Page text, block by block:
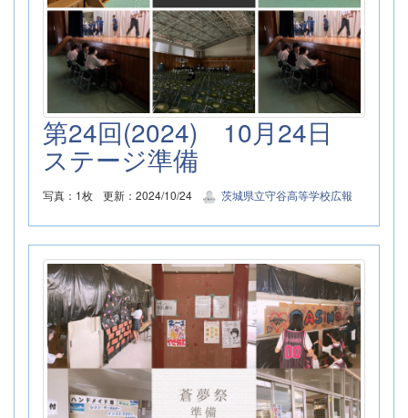
第24回(2024) 10月24日
ステージ準備
写真：1枚 更新：2024/10/24 茨城県立守谷高等学校広報